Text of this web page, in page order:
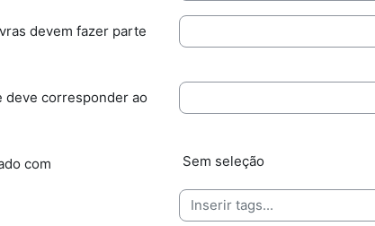
devem fazer parte
deve corresponder ao
com Itens selecionados:
Sem seleção